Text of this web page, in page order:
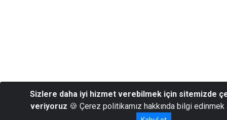
Sizlere daha iyi hizmet verebilmek için sitemizde
veriyoruz 🍪 Çerez politikamız hakkında bilgi